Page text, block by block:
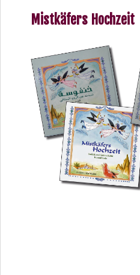
Mistkäfers Hochzeit